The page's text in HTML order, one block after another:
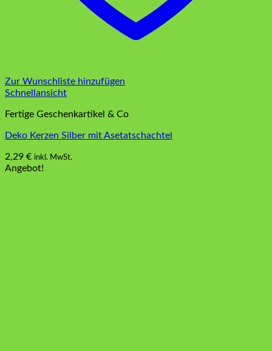
Zur Wunschliste hinzufügen
Schnellansicht
Fertige Geschenkartikel & Co
Deko Kerzen Silber mit Asetatschachtel
2,29 € inkl. MwSt.
Angebot!